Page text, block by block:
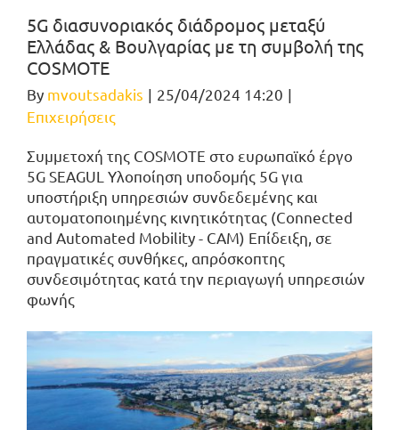
5G διασυνοριακός διάδρομος μεταξύ
Ελλάδας & Βουλγαρίας με τη συμβολή της
COSMOTE
By mvoutsadakis | 25/04/2024 14:20 |
Επιχειρήσεις
Συμμετοχή της COSMOTE στο ευρωπαϊκό έργο
5G SEAGUL Υλοποίηση υποδομής 5G για
υποστήριξη υπηρεσιών συνδεδεμένης και
αυτοματοποιημένης κινητικότητας (Connected
and Automated Mobility - CAM) Επίδειξη, σε
πραγματικές συνθήκες, απρόσκοπτης
συνδεσιμότητας κατά την περιαγωγή υπηρεσιών
φωνής